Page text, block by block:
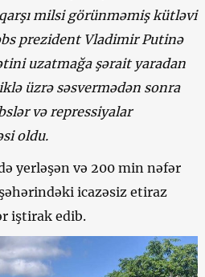
milsi görünməmiş kütləvi
prezident Vladimir Putinə
uzatmağa şərait yaradan
üzrə səsvermədən sonra
və repressiyalar
oldu.
yerləşən və 200 min nəfər
icazəsiz etiraz
iştirak edib.